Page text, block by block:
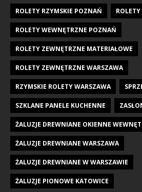
ROLETY RZYMSKIE POZNAŃ
ROLETY WEWNĘTRZNE POZNAŃ
ROLETY ZEWNĘTRZNE MATERIAŁOWE
ROLETY ZEWNĘTRZNE WARSZAWA
RZYMSKIE ROLETY WARSZAWA
SZKLANE PANELE KUCHENNE
ŻALUZJE DREWNIANE OKIENNE
ŻALUZJE DREWNIANE WARSZAWA
ŻALUZJE DREWNIANE W WARSZAWIE
ŻALUZJE PIONOWE KATOWICE